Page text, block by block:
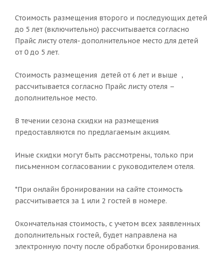
Стоимость размещения второго и последующих детей
до 5 лет (включительно) рассчитывается согласно
Прайс листу отеля- дополнительное место для детей
от 0 до 5 лет.
Стоимость размещения детей от 6 лет и выше ,
рассчитывается согласно Прайс листу отеля –
дополнительное место.
В течении сезона скидки на размещения
предоставляются по предлагаемым акциям.
Иные скидки могут быть рассмотрены, только при
письменном согласовании с руководителем отеля.
*При онлайн бронировании на сайте стоимость
рассчитывается за 1 или 2 гостей в номере.
Окончательная стоимость, с учетом всех заявленных
дополнительных гостей, будет направлена на
электронную почту после обработки бронирования.